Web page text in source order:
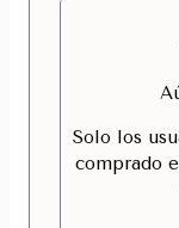
Solo los
comprado